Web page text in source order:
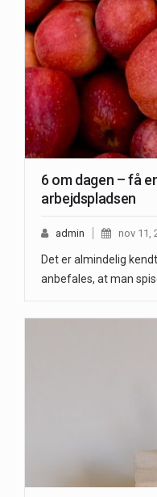
6 om dagen – få
arbejdspladsen
admin nov 11,
Det er almindelig
anbefales, at man